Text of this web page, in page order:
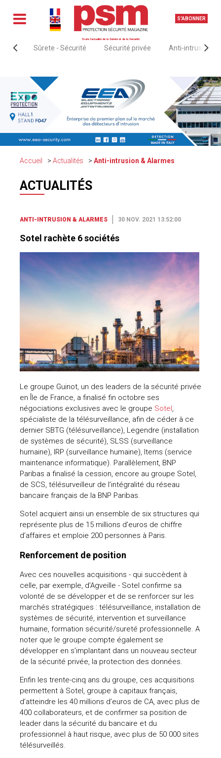
S'ABONNER
Toute l'actualité de la Sûreté et de la Sécurité
Sûrete - Sécurité Sécurité privée Anti-intrusion &
Accueil Actualités Anti-intrusion & Alarmes
ACTUALITÉS
ANTI-INTRUSION & ALARMES 30 NOV. 2021 13:52:00
Sotel rachète 6 sociétés
Le groupe Guinot, un des leaders de la sécurité privée
en Île de France, a finalisé fin octobre ses
négociations exclusives avec le groupe Sotel
spécialiste de la télésurveillance, afin de céder à ce
dernier SBTG (télésurveillance), Legendre (installation
de systèmes de sécurité), SLSS (surveillance
humaine), IRP (surveillance humaine), Items (service
maintenance informatique). Parallèlement, BNP
Paribas a finalisé la cession, encore au groupe Sotel,
de SCS, télésurveilleur de l’intégralité du réseau
bancaire français de la BNP Paribas.
Sotel acquiert ainsi un ensemble de six structures qui
représente plus de 15 millions d’euros de chiffre
d’affaires et emploie 200 personnes à Paris.
Renforcement de position
Avec ces nouvelles acquisitions - qui succèdent à
celle, par exemple, d’Agveille - Sotel confirme sa
volonté de se développer et de se renforcer sur les
marchés stratégiques : télésurveillance, installation de
systèmes de sécurité, intervention et surveillance
humaine, formation sécurité/sureté professionnelle. A
noter que le groupe compte également se
développer en s’implantant dans un nouveau secteur
de la sécurité privée, la protection des données.
Enfin les trente-cinq ans du groupe, ces acquisitions
permettent à Sotel, groupe à capitaux français,
d’atteindre les 40 millions d’euros de CA, avec plus de
400 collaborateurs, et de confirmer sa position de
leader dans la sécurité du bancaire et du
professionnel à haut risque, avec plus de 50 000 sites
télésurveillés.